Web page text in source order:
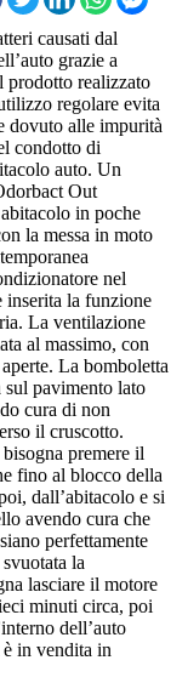
causati dal
grazie a
prodotto realizzato
regolare evita
dovuto alle impurità
condotto di
auto. Un
Out
in poche
la messa in moto
nel
inserita la funzione
La ventilazione
al massimo, con
La bomboletta
sul pavimento lato
cura di non
il cruscotto.
premere il
fino al blocco della
dall’abitacolo e si
avendo cura che
perfettamente
la
lasciare il motore
minuti circa, poi
dell’auto
in vendita in